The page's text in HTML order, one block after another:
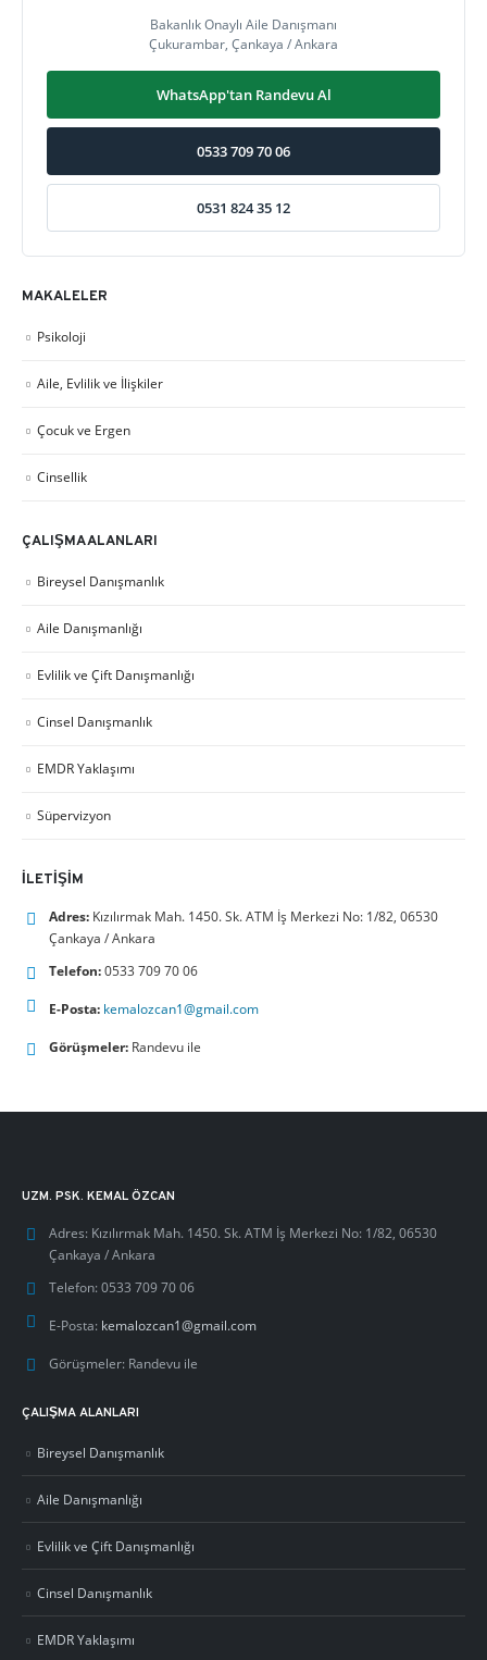
Bakanlık Onaylı Aile Danışmanı
Çukurambar, Çankaya / Ankara
WhatsApp'tan Randevu Al
0533 709 70 06
0531 824 35 12
MAKALELER
Psikoloji
Aile, Evlilik ve İlişkiler
Çocuk ve Ergen
Cinsellik
ÇALIŞMA ALANLARI
Bireysel Danışmanlık
Aile Danışmanlığı
Evlilik ve Çift Danışmanlığı
Cinsel Danışmanlık
EMDR Yaklaşımı
Süpervizyon
İLETIŞIM
Adres: Kızılırmak Mah. 1450. Sk. ATM İş Merkezi No: 1/82, 06530
Çankaya / Ankara
Telefon:0533 709 70 06
E-Posta: kemalozcan1@gmail.com
Görüşmeler: Randevu ile
UZM. PSK. KEMAL ÖZCAN
Adres: Kızılırmak Mah. 1450. Sk. ATM İş Merkezi No: 1/82, 06530
Çankaya / Ankara
Telefon: 0533 709 70 06
E-Posta: kemalozcan1@gmail.com
Görüşmeler: Randevu ile
ÇALIŞMA ALANLARI
Bireysel Danışmanlık
Aile Danışmanlığı
Evlilik ve Çift Danışmanlığı
Cinsel Danışmanlık
EMDR Yaklaşımı